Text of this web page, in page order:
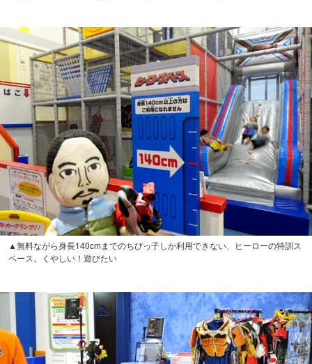
▲無料ながら身長140cmまでのちびっ子しか利用できない、ヒーローの特訓ス
ペース。くやしい！遊びたい